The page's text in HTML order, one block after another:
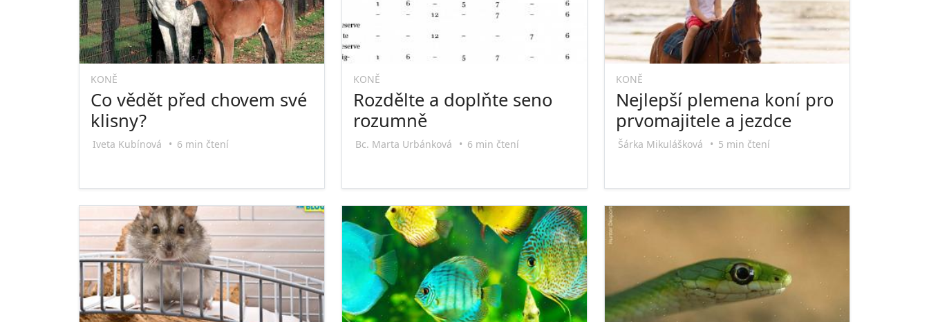
KONĚ
Co vědět před chovem své
klisny?
Iveta Kubínová • 6 min čtení
KONĚ
Rozdělte a doplňte seno
rozumně
Bc. Marta Urbánková • 6 min čtení
KONĚ
Nejlepší plemena koní pro
prvomajitele a jezdce
Šárka Mikulášková • 5 min čtení